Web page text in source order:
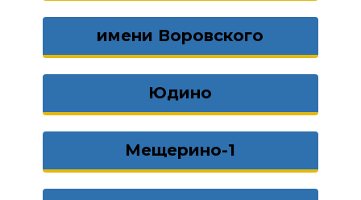
имени Воровского
Юдино
Мещерино-1